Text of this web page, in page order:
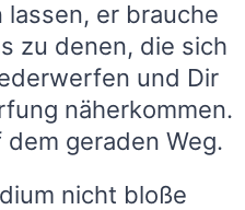
er brauche
zu denen, die sich
und Dir
näherkommen.
geraden Weg.
nicht bloße